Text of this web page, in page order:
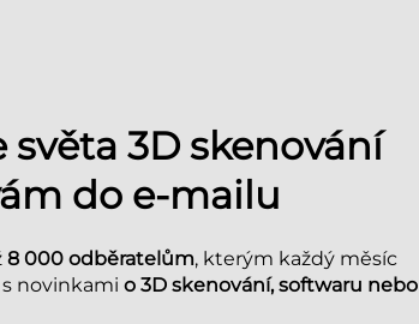
světa 3D skenování
do e-mailu
8 000 odběratelům, kterým každý měsíc
novinkami o 3D skenování, softwaru nebo